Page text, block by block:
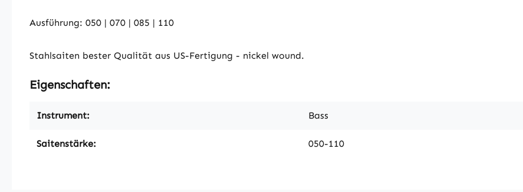
Ausführung: 050 | 070 | 085 | 110
Stahlsaiten bester Qualität aus US-Fertigung - nickel wound.
Eigenschaften:
Instrument: Bass
Saitenstärke: 050-110